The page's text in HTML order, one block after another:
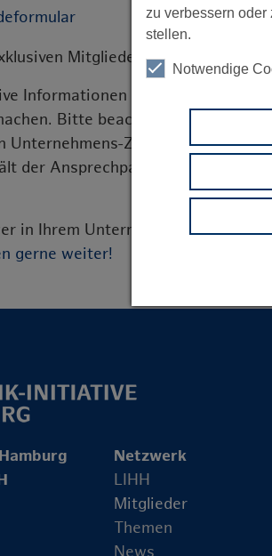
zu verbessern
stellen.
Notwendige
Mitgliederbereich der LIHH.
Informationen sowie relevante
Bitte beachten Sie, dass
Unternehmens-Zugang zum
der Ansprechpartner für die
in Ihrem Unternehmen der
gerne weiter!
Netzwerk
LIHH
Mitglieder
Themen
News